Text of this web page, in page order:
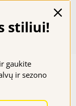
stiliui!
gaukite
ir sezono